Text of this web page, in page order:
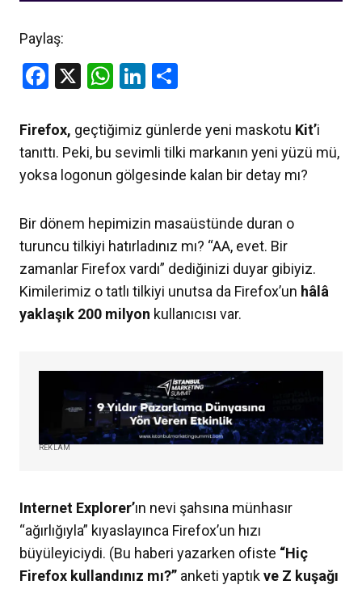
Paylaş:
Facebook
X WhatsApp
LinkedIn
Firefox, geçtiğimiz günlerde yeni maskotu Kit’i
tanıttı. Peki, bu sevimli tilki markanın yeni yüzü mü,
yoksa logonun gölgesinde kalan bir detay mı?
Bir dönem hepimizin masaüstünde duran o
turuncu tilkiyi hatırladınız mı? “AA, evet. Bir
zamanlar Firefox vardı” dediğinizi duyar gibiyiz.
Kimilerimiz o tatlı tilkiyi unutsa da Firefox’un hâlâ
yaklaşık 200 milyon kullanıcısı var.
REKLAM
Internet Explorer’ın nevi şahsına münhasır
“ağırlığıyla” kıyaslayınca Firefox’un hızı
büyüleyiciydi. (Bu haberi yazarken ofiste “Hiç
Firefox kullandınız mı?” anketi yaptıkve Z kuşağı